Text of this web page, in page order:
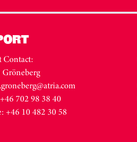
Contact:
702 98 38 40
+46 10 482 30 58